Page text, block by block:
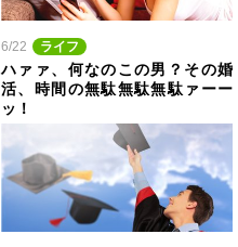
6/22 ライフ
ハァァ、何なのこの男？その婚
活、時間の無駄無駄無駄ァーー
ッ！